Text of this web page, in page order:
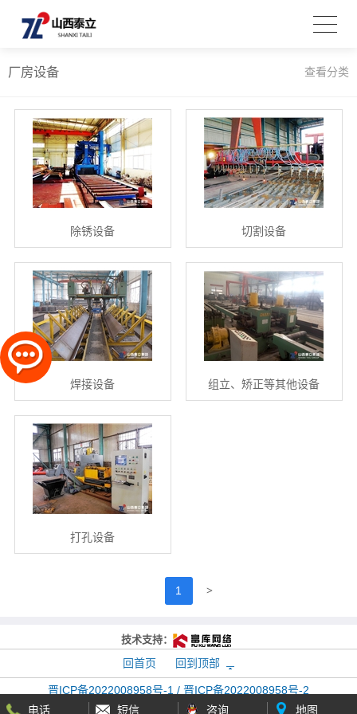
厂房设备 查看分类
除锈设备 切割设备
焊接设备 组立、矫正等其他设备
打孔设备
1 >
技术支持：
回首页 回到顶部
晋ICP备2022008958号-1 / 晋ICP备2022008958号-2
版权所有：
泰立钢结构
电话 短信 咨询 地图